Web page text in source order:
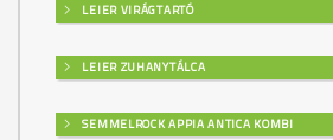
LEIER VIRÁGTARTÓ
LEIER ZUHANYTÁLCA
SEMMELROCK APPIA ANTICA KOMBI